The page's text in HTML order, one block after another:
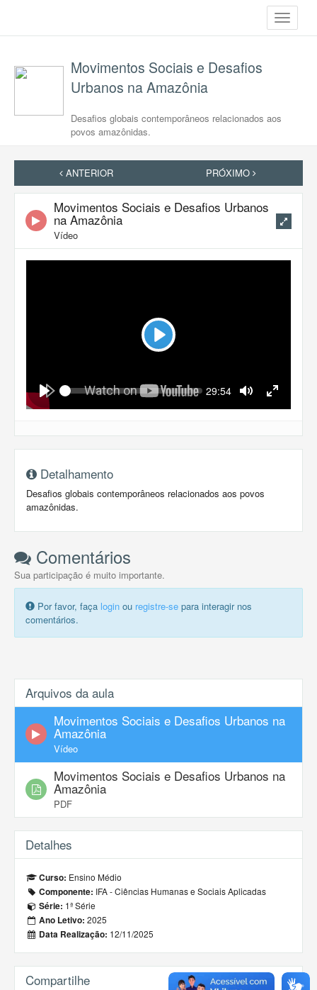
Toggle
Movimentos Sociais e Desafios
Urbanos na Amazônia
Desafios globais contemporâneos relacionados aos
povos amazônidas.
ANTERIOR PRÓXIMO
Movimentos Sociais e Desafios Urbanos
na Amazônia
Vídeo
Play
Play
Seek Current
29:54
Mute Fullscreen
Detalhamento
Desafios globais contemporâneos relacionados aos povos
amazônidas.
Comentários
Sua participação é muito importante.
Por favor, faça login ou registre-se para interagir nos
comentários.
Arquivos da aula
Movimentos Sociais e Desafios Urbanos na
Amazônia
Vídeo
Movimentos Sociais e Desafios Urbanos na
Amazônia
PDF
Detalhes
Curso: Ensino Médio
Componente: IFA - Ciências Humanas e Sociais Aplicadas
Série: 1ª Série
Ano Letivo: 2025
Data Realização: 12/11/2025
Compartilhe